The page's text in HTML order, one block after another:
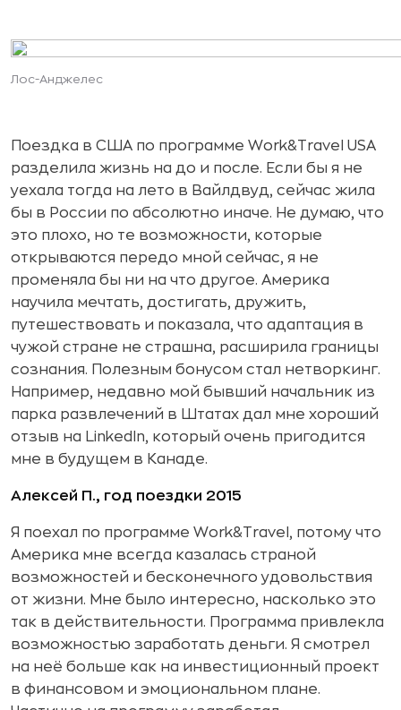
Лос-Анджелес
Поездка в США по программе Work&Travel USA
разделила жизнь на до и после. Если бы я не
уехала тогда на лето в Вайлдвуд, сейчас жила
бы в России по абсолютно иначе. Не думаю, что
это плохо, но те возможности, которые
открываются передо мной сейчас, я не
променяла бы ни на что другое. Америка
научила мечтать, достигать, дружить,
путешествовать и показала, что адаптация в
чужой стране не страшна, расширила границы
сознания. Полезным бонусом стал нетворкинг.
Например, недавно мой бывший начальник из
парка развлечений в Штатах дал мне хороший
отзыв на LinkedIn, который очень пригодится
мне в будущем в Канаде.
Алексей П., год поездки 2015
Я поехал по программе Work&Travel, потому что
Америка мне всегда казалась страной
возможностей и бесконечного удовольствия
от жизни. Мне было интересно, насколько это
так в действительности. Программа привлекла
возможностью заработать деньги. Я смотрел
на неё больше как на инвестиционный проект
в финансовом и эмоциональном плане.